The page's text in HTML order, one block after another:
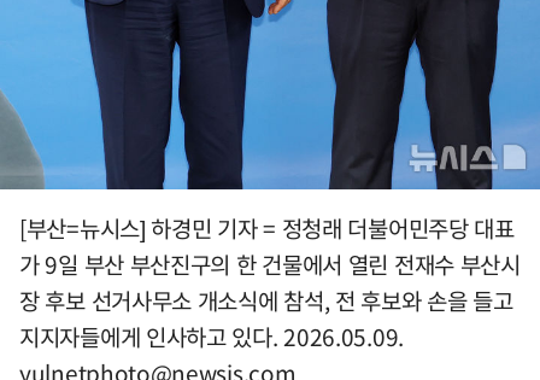
[부산=뉴시스] 하경민 기자 = 정청래 더불어민주당 대표
가 9일 부산 부산진구의 한 건물에서 열린 전재수 부산시
장 후보 선거사무소 개소식에 참석, 전 후보와 손을 들고
지지자들에게 인사하고 있다. 2026.05.09.
yulnetphoto@newsis.com